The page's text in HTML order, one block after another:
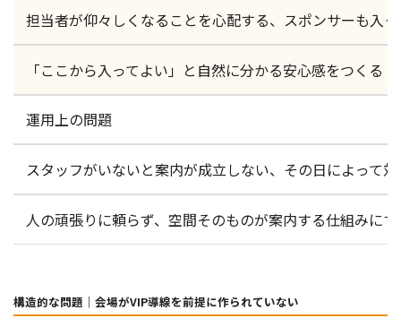
担当者が仰々しくなることを心配する、スポンサーも入
「ここから入ってよい」と自然に分かる安心感をつくる
運用上の問題
スタッフがいないと案内が成立しない、その日によって
人の頑張りに頼らず、空間そのものが案内する仕組みに
構造的な問題｜会場がVIP導線を前提に作られていない